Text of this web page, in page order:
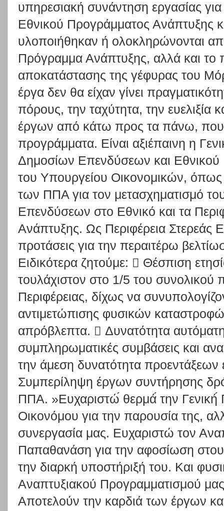
υπηρεσιακή συνάντηση εργασίας
Εθνικού Προγράμματος Ανάπτυξης
υλοποιήθηκαν ή ολοκληρώνονται
Πρόγραμμα Ανάπτυξης, αλλά και το
αποκατάστασης της γέφυρας του
έργα δεν θα είχαν γίνει
πόρους, την ταχύτητα, την ευελιξία
έργων από κάτω προς τα πάνω, που
προγράμματα. Είναι αξιέπαινη η
Δημοσίων Επενδύσεων και
του Υπουργείου Οικονομικών, όπως
των ΠΠΑ για τον μετασχηματισμό
Επενδύσεων στο Εθνικό και τα
Ανάπτυξης. Ως Περιφέρεια Στερεάς
προτάσεις για την περαιτέρω
Ειδικότερα ζητούμε:  Θέσπιση
τουλάχιστον στο 1/5 του συνολικού
Περιφέρειας, δίχως να
αντιμετώπισης φυσικών
απρόβλεπτα.  Δυνατότητα
συμπληρωματικές συμβάσεις και
την άμεση δυνατότητα
Συμπερίληψη έργων συντήρησης
ΠΠΑ. »Ευχαριστώ́ θερμά́ την Γενική́
Οικονόμου για την παρουσία της,
συνεργασία μας. Ευχαριστώ τον
Παπαθανάση για την αφοσίωση
την διαρκή υποστήριξή του. Και
Αναπτυξιακού Προγραμματισμού μας
Αποτελούν την καρδιά των έργων